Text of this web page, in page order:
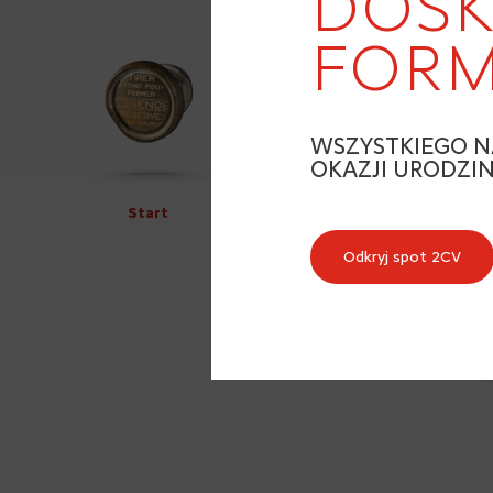
WSZYSTKIEGO
OKAZJI URODZIN
Odkryj spot 2CV
Start